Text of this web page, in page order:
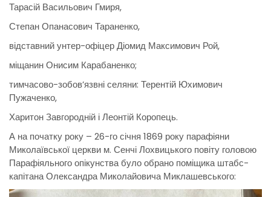
Тарасій Васильович Гмиря,
Степан Опанасович Тараненко,
відставний унтер-офіцер Діомид Максимович Рой,
міщанин Онисим Карабаненко;
тимчасово-зобов’язвні селяни: Терентій Юхимович
Пужаченко,
Харитон Завгородній і Леонтій Коропець.
А на початку року – 26-го січня 1869 року парафіяни
Миколаївської церкви м. Сенчі Лохвицького повіту головою
Парафіяльного опікунства було обрано поміщика штабс-
капітана Олександра Миколайовича Миклашевського: